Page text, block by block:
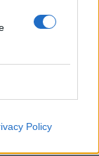
Policy
80
atrodys
dings
vidų
mėnesį: kas